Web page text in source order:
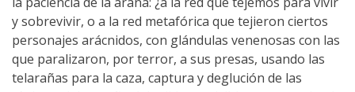
y sobrevivir, o a la red metafórica que tejieron ciertos
personajes arácnidos, con glándulas venenosas con las
que paralizaron, por terror, a sus presas, usando las
telarañas para la caza, captura y deglución de las